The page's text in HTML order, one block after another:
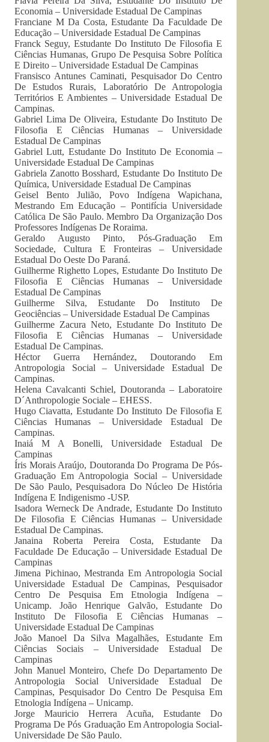
Economia – Universidade Estadual De Campinas
Franciane M Da Costa, Estudante Da Faculdade De
Educação – Universidade Estadual De Campinas
Franck Seguy, Estudante Do Instituto De Filosofia E
Ciências Humanas, Grupo De Pesquisa Sobre Política
E Direito – Universidade Estadual De Campinas
Fransisco Antunes Caminati, Pesquisador Do Centro
De Estudos Rurais, Laboratório De Antropologia
Territórios E Ambientes – Universidade Estadual De
Campinas.
Gabriel Lima De Oliveira, Estudante Do Instituto De
Filosofia E Ciências Humanas – Universidade
Estadual De Campinas
Gabriel Lutt, Estudante Do Instituto De Economia –
Universidade Estadual De Campinas
Gabriela Zanotto Bosshard, Estudante Do Instituto De
Química, Universidade Estadual De Campinas
Geisel Bento Julião, Povo Indígena Wapichana,
Mestrando Em Educação – Pontifícia Universidade
Católica De São Paulo. Membro Da Organização Dos
Professores Indígenas De Roraima.
Geraldo Augusto Pinto, Pós-Graduação Em
Sociedade, Cultura E Fronteiras – Universidade
Estadual Do Oeste Do Paraná.
Guilherme Righetto Lopes, Estudante Do Instituto De
Filosofia E Ciências Humanas – Universidade
Estadual De Campinas
Guilherme Silva, Estudante Do Instituto De
Geociências – Universidade Estadual De Campinas
Guilherme Zacura Neto, Estudante Do Instituto De
Filosofia E Ciências Humanas – Universidade
Estadual De Campinas.
Héctor Guerra Hernández, Doutorando Em
Antropologia Social – Universidade Estadual De
Campinas.
Helena Cavalcanti Schiel, Doutoranda – Laboratoire
D´Anthropologie Sociale – EHESS.
Hugo Ciavatta, Estudante Do Instituto De Filosofia E
Ciências Humanas – Universidade Estadual De
Campinas.
Inaiá M A Bonelli, Universidade Estadual De
Campinas
Íris Morais Araújo, Doutoranda Do Programa De Pós-
Graduação Em Antropologia Social – Universidade
De São Paulo, Pesquisadora Do Núcleo De História
Indígena E Indigenismo -USP.
Isadora Werneck De Andrade, Estudante Do Instituto
De Filosofia E Ciências Humanas – Universidade
Estadual De Campinas.
Janaina Roberta Pereira Costa, Estudante Da
Faculdade De Educação – Universidade Estadual De
Campinas
Jimena Pichinao, Mestranda Em Antropologia Social
Universidade Estadual De Campinas, Pesquisador
Centro De Pesquisa Em Etnologia Indígena –
Unicamp. João Henrique Galvão, Estudante Do
Instituto De Filosofia E Ciências Humanas –
Universidade Estadual De Campinas
João Manoel Da Silva Magalhães, Estudante Em
Ciências Sociais – Universidade Estadual De
Campinas
John Manuel Monteiro, Chefe Do Departamento De
Antropologia Social Universidade Estadual De
Campinas, Pesquisador Do Centro De Pesquisa Em
Etnologia Indígena – Unicamp.
Jorge Mauricio Herrera Acuña, Estudante Do
Programa De Pós Graduação Em Antropologia Social-
Universidade De São Paulo.